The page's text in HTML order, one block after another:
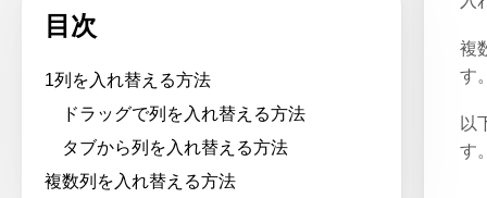
目次
1列を入れ替える方法
ドラッグで列を入れ替える方法
タブから列を入れ替える方法
複数列を入れ替える方法
複
す
以
す